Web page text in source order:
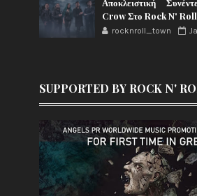
Αποκλειστική
Crow Στο Rock N'
rocknroll_town
SUPPORTED BY ROCK N'